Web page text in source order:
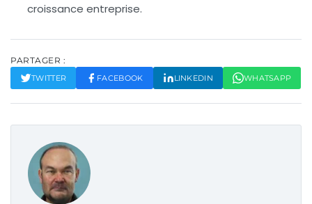
croissance entreprise.
PARTAGER :
TWITTER FACEBOOK LINKEDIN WHATSAPP